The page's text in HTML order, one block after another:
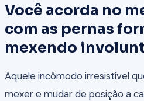
Você acorda no
com as pernas
mexendo
Aquele incômodo irresistível
mexer e mudar de posição a